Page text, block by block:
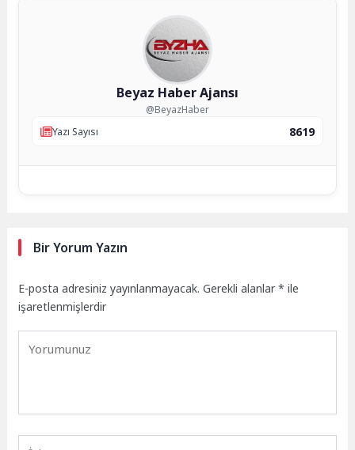
Beyaz Haber Ajansı
@BeyazHaber
Yazı Sayısı
8619
Bir Yorum Yazın
E-posta adresiniz yayınlanmayacak. Gerekli alanlar* ile
işaretlenmişlerdir